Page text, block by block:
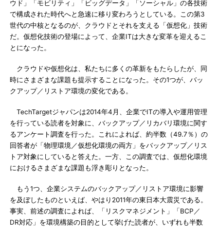
ウド」「モビリティ」「ビッグデータ」「ソーシャル」の各技術
で構成された時代へと急速に移り変わろうとしている。この第3
世代の中核となるのが、クラウドとそれを支える「仮想化」技術
だ。仮想化技術の登場によって、企業ITは大きな変革を迎えるこ
とになった。
クラウドや仮想化は、私たちに多くの革新をもたらしたが、同
時にさまざまな課題も提示することになった。その1つが、バッ
クアップ／リストア環境の変化である。
TechTargetジャパンは2014年4月、企業でITの導入や運用管理
を行っている読者を対象に、バックアップ／リカバリ環境に関す
るアンケート調査を行った。これによれば、約半数（49.7％）の
回答者が「物理環境／仮想化環境の両方」をバックアップ／リス
トア対象にしていると答えた。一方、この調査では、仮想化環境
におけるさまざまな課題も浮き彫りとなった。
もう1つ、企業システムのバックアップ／リストア環境に影響
を及ぼしたものといえば、やはり2011年の東日本大震災である。
事実、前述の調査によれば、「リスクマネジメント」「BCP／
DR対応」を環境構築の目的として挙げた読者が、いずれも半数